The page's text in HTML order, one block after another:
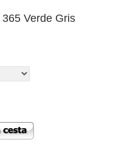
Verde Gris